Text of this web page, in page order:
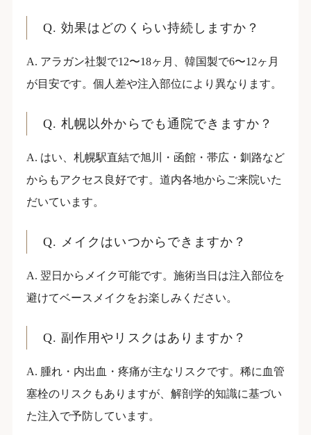
Q. 効果はどのくらい持続しますか？
A. アラガン社製で12〜18ヶ月、韓国製で6〜12ヶ月
が目安です。個人差や注入部位により異なります。
Q. 札幌以外からでも通院できますか？
A. はい、札幌駅直結で旭川・函館・帯広・釧路など
からもアクセス良好です。道内各地からご来院いた
だいています。
Q. メイクはいつからできますか？
A. 翌日からメイク可能です。施術当日は注入部位を
避けてベースメイクをお楽しみください。
Q. 副作用やリスクはありますか？
A. 腫れ・内出血・疼痛が主なリスクです。稀に血管
塞栓のリスクもありますが、解剖学的知識に基づい
た注入で予防しています。